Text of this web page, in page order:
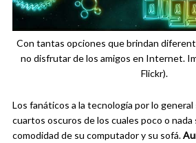
Con tantas opciones que brindan
no disfrutar de los amigos en Internet.
Flickr).
Los fanáticos a la tecnología por lo general
cuartos oscuros de los cuales poco o nada
comodidad de su computador y su sofá.